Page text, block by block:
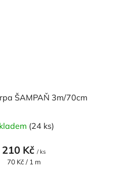
ŠAMPAŇ 3m/70cm
(24 ks)
210 Kč / ks
Měrná
70 Kč / 1 m